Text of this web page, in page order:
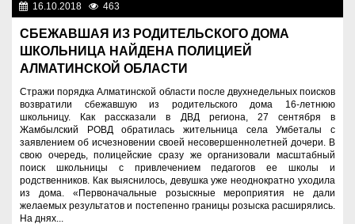
16.10.2018 463
СБЕЖАВШАЯ ИЗ РОДИТЕЛЬСКОГО ДОМА
ШКОЛЬНИЦА НАЙДЕНА ПОЛИЦИЕЙ
АЛМАТИНСКОЙ ОБЛАСТИ
Стражи порядка Алматинской области после двухнедельных поисков
возвратили сбежавшую из родительского дома 16-летнюю
школьницу. Как рассказали в ДВД региона, 27 сентября в
Жамбылский РОВД обратилась жительница села Умбеталы с
заявлением об исчезновении своей несовершеннолетней дочери. В
свою очередь, полицейские сразу же организовали масштабный
поиск школьницы с привлечением педагогов ее школы и
родственников. Как выяснилось, девушка уже неоднократно уходила
из дома. «Первоначальные розыскные мероприятия не дали
желаемых результатов и постепенно границы розыска расширялись.
На днях...